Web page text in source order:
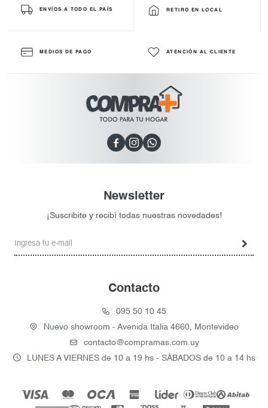
ENVÍOS A TODO EL PAÍS RETIRO EN LOCAL
MEDIOS DE PAGO ATENCIÓN AL CLIENTE
  
Contacto
095 50 10 45
Nuevo showroom - Avenida Italia 4660, Montevideo
contacto@compramas.com.uy
LUNES A VIERNES de 10 a 19 hs - SÁBADOS de 10 a 14 hs
Newsletter
¡Suscribite y recibí todas nuestras novedades!